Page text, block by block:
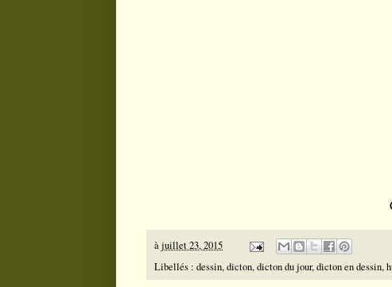
àjuillet 23, 2015
Libellés : dessin,dicton,dicton du jour,dicton en dessin,